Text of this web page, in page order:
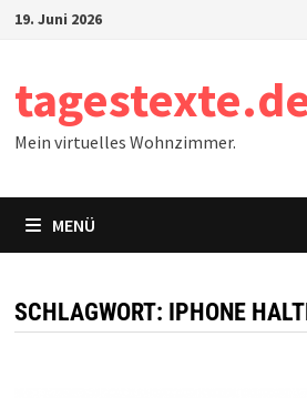
Zum19. Juni 2026
Mein virtuelles Wohnzimmer.
MENÜ
SCHLAGWORT: IPHONE